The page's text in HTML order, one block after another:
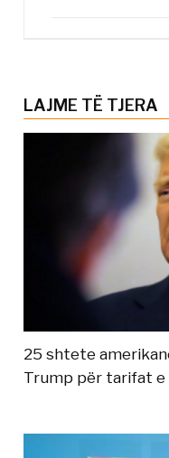
LAJME TË TJERA
25 shtete
Trump për tarifat e